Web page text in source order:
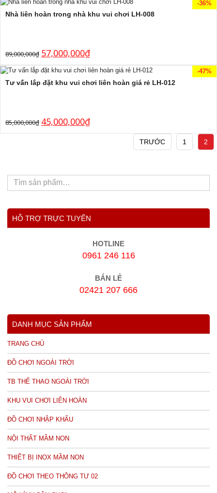
-36%
Nhà liên hoàn trong nhà khu vui chơi LH-008
89,000,000₫ 57,000,000₫
-47%
Tư vấn lắp đặt khu vui chơi liên hoàn giá rẻ LH-012
85,000,000₫ 45,000,000₫
TRƯỚC 1 2
HỖ TRỢ TRỰC TUYẾN
HOTLINE
0961 246 116
BÁN LẺ
02421 207 666
DANH MỤC SẢN PHẨM
TRANG CHỦ
ĐỒ CHƠI NGOÀI TRỜI
TB THỂ THAO NGOÀI TRỜI
KHU VUI CHƠI LIÊN HOÀN
ĐỒ CHƠI NHẬP KHẨU
NỘI THẤT MẦM NON
THIẾT BỊ INOX MẦM NON
ĐỒ CHƠI THEO THÔNG TƯ 02